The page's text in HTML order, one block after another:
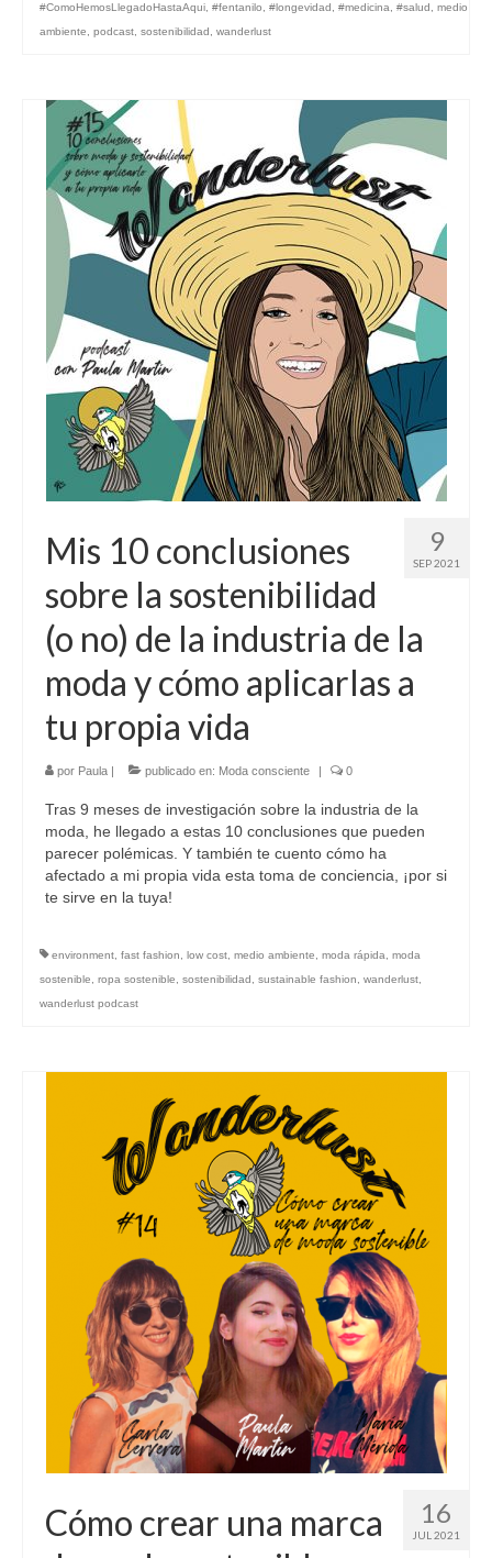
#ComoHemosLlegadoHastaAqui, #fentanilo, #longevidad , #medicina, #salud , medio
ambiente, podcast, sostenibilidad , wanderlust
9
SEP 2021
Mis 10 conclusiones
sobre la sostenibilidad
(o no) de la industria de la
moda y cómo aplicarlas a
tu propia vida
por Paula publicado en: Moda consciente 0
Tras 9 meses de investigación sobre la industria de la
moda, he llegado a estas 10 conclusiones que pueden
parecer polémicas. Y también te cuento cómo ha
afectado a mi propia vida esta toma de conciencia, ¡por si
te sirve en la tuya!
environment, fast fashion, low cost, medio ambiente, moda rápida, moda
sostenible, ropa sostenible, sostenibilidad , sustainable fashion, wanderlust,
wanderlust podcast
16
JUL 2021
Cómo crear una marca